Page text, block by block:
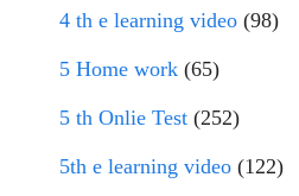
4 th e learning video (98)
5 Home work (65)
5 th Onlie Test (252)
5th e learning video (122)